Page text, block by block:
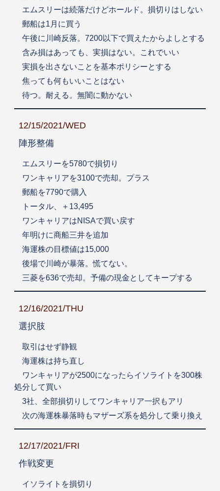
エムスリーは続落だけどホールド。損切りはしない
郵船は1月に買う
午後に川崎反落。7200以下で買えたからよしとする
含み損はあっても、実損はない。これでいい
実損を出さないことを基本ポリシーとする
焦っても何もいいことはない
待つ。耐える。無闇に動かない
12/15/2021/WED
陣形整備
エムスリーを5780で損切り
ワンキャリアを3100で売却。プラス
郵船を7790で購入
トータル、＋13,495
ワンキャリアはNISAで買い戻す
年明けに商船三井を追加
海運株の目標値は15,000
後場で川崎が暴落。慌てない。
三菱を636で売却。予備の現金としてキープする
12/16/2021/THU
選択肢
取引はせず静観
海運株は持ち直し
ワンキャリアが2500になったらイソライトを300株
処分して買い
3社、全部損切りしてワンキャリア一択もアリ
次の海運株暴落時もマザーズ系を処分して乗り換え
12/17/2021/FRI
作戦変更
イソライトを損切り